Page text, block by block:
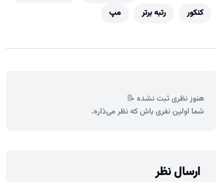
کنکور
رتبه برتر مپ
هنوز نظری ثبت نشده 📝
شما اولین نفری باش که نظر می‌ذاره.
ارسال نظر